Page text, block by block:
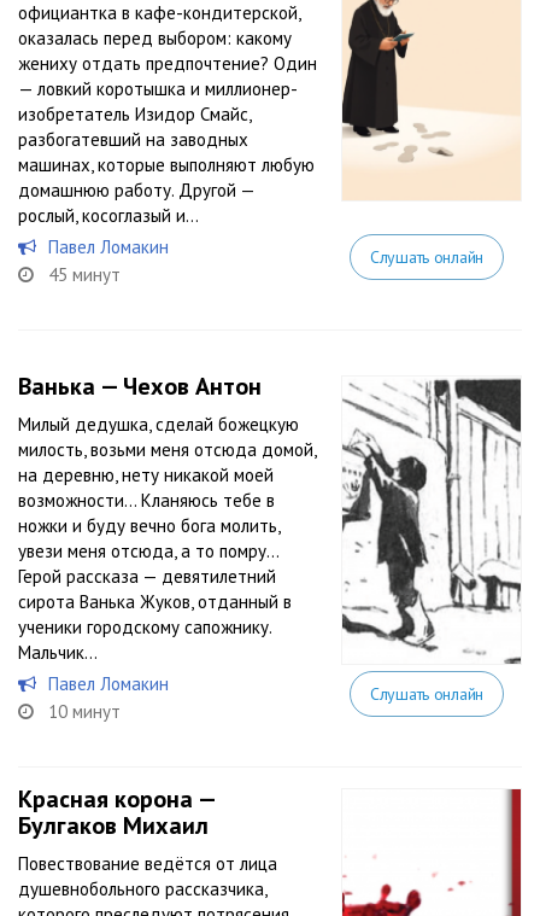
официантка в кафе-кондитерской,
оказалась перед выбором: какому
жениху отдать предпочтение? Один
— ловкий коротышка и миллионер-
изобретатель Изидор Смайс,
разбогатевший на заводных
машинах, которые выполняют любую
домашнюю работу. Другой —
рослый, косоглазый и...
Павел Ломакин
45 минут
Слушать онлайн
Ванька — Чехов Антон
Милый дедушка, сделай божецкую
милость, возьми меня отсюда домой,
на деревню, нету никакой моей
возможности… Кланяюсь тебе в
ножки и буду вечно бога молить,
увези меня отсюда, а то помру…
Герой рассказа — девятилетний
сирота Ванька Жуков, отданный в
ученики городскому сапожнику.
Мальчик...
Павел Ломакин
10 минут
Слушать онлайн
Красная корона —
Булгаков Михаил
Повествование ведётся от лица
душевнобольного рассказчика,